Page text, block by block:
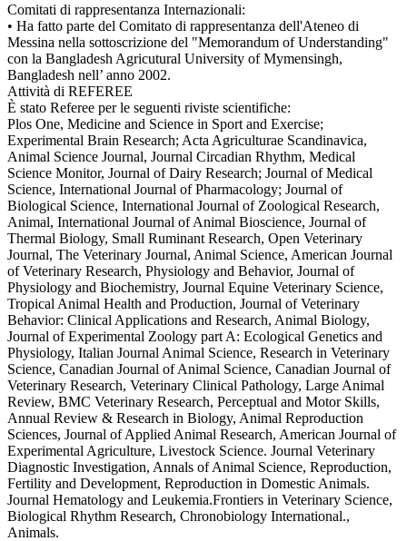
Comitati di rappresentanza Internazionali:
• Ha fatto parte del Comitato di rappresentanza dell'Ateneo di
Messina nella sottoscrizione del "Memorandum of Understanding"
con la Bangladesh Agricutural University of Mymensingh,
Bangladesh nell’ anno 2002.
Attività di REFEREE
È stato Referee per le seguenti riviste scientifiche:
Plos One, Medicine and Science in Sport and Exercise;
Experimental Brain Research; Acta Agriculturae Scandinavica,
Animal Science Journal, Journal Circadian Rhythm, Medical
Science Monitor, Journal of Dairy Research; Journal of Medical
Science, International Journal of Pharmacology; Journal of
Biological Science, International Journal of Zoological Research,
Animal, International Journal of Animal Bioscience, Journal of
Thermal Biology, Small Ruminant Research, Open Veterinary
Journal, The Veterinary Journal, Animal Science, American Journal
of Veterinary Research, Physiology and Behavior, Journal of
Physiology and Biochemistry, Journal Equine Veterinary Science,
Tropical Animal Health and Production, Journal of Veterinary
Behavior: Clinical Applications and Research, Animal Biology,
Journal of Experimental Zoology part A: Ecological Genetics and
Physiology, Italian Journal Animal Science, Research in Veterinary
Science, Canadian Journal of Animal Science, Canadian Journal of
Veterinary Research, Veterinary Clinical Pathology, Large Animal
Review, BMC Veterinary Research, Perceptual and Motor Skills,
Annual Review & Research in Biology, Animal Reproduction
Sciences, Journal of Applied Animal Research, American Journal of
Experimental Agriculture, Livestock Science. Journal Veterinary
Diagnostic Investigation, Annals of Animal Science, Reproduction,
Fertility and Development, Reproduction in Domestic Animals.
Journal Hematology and Leukemia.Frontiers in Veterinary Science,
Biological Rhythm Research, Chronobiology International.,
Animals.